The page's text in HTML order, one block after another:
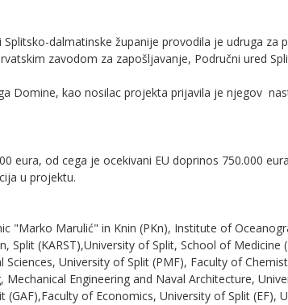
dalmatinske županije provodila je udruga za
zavodom za zapošljavanje, Područni ured
Domine, kao nosilac projekta prijavila je njegov
eura, od cega je ocekivani EU doprinos 750.000
u projektu.
"Marko Marulić" in Knin (PKn), Institute of
(KARST),University of Split, School of Medicine
University of Split (PMF), Faculty of
Engineering and Naval Architecture,
of Economics, University of Split (EF),